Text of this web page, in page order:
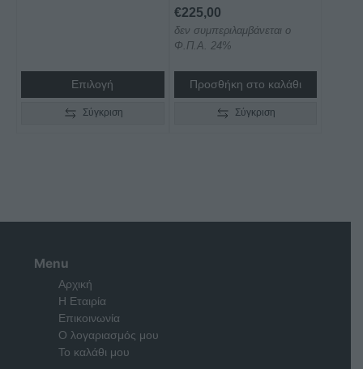
Επιλογή
Σύγκριση
€225,00
δεν συμπεριλαμβάνεται ο
Φ.Π.Α. 24%
Προσθήκη στο καλάθι
Σύγκριση
Menu
Αρχική
Η Εταιρία
Επικοινωνία
Ο λογαριασμός μου
Το καλάθι μου